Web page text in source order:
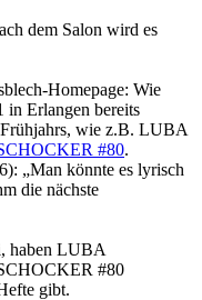
dem Salon wird es
Homepage: Wie
in Erlangen bereits
Frühjahrs, wie z.B. LUBA
#80.
„Man könnte es lyrisch
die nächste
haben LUBA
#80
gibt.